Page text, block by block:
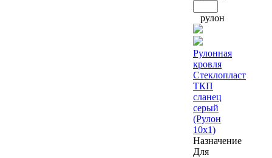
рулон
Рулонная
кровля
Стеклопласт
ТКП
сланец
серый
(Рулон
10х1)
Назначение
Для